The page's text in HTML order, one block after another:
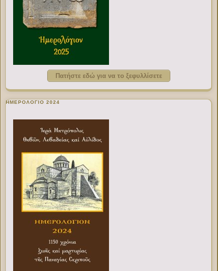
Πατήστε εδώ για να το ξεφυλλίσετε
ΗΜΕΡΟΛΟΓΙΟ 2024